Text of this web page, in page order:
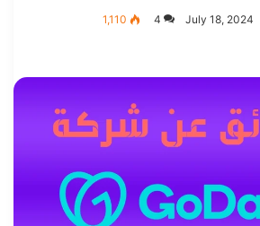
July 18, 2024
4
1,110